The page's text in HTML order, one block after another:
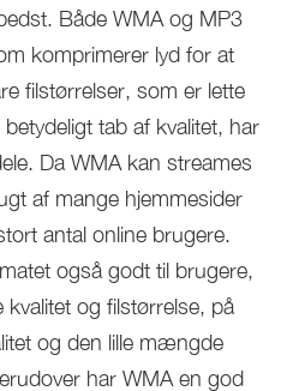
Både WMA og MP3
komprimerer lyd for at
filstørrelser, som er lette
tab af kvalitet, har
Da WMA kan streames
af mange hjemmesider
antal online brugere.
også godt til brugere,
og filstørrelse, på
og den lille mængde
har WMA en god